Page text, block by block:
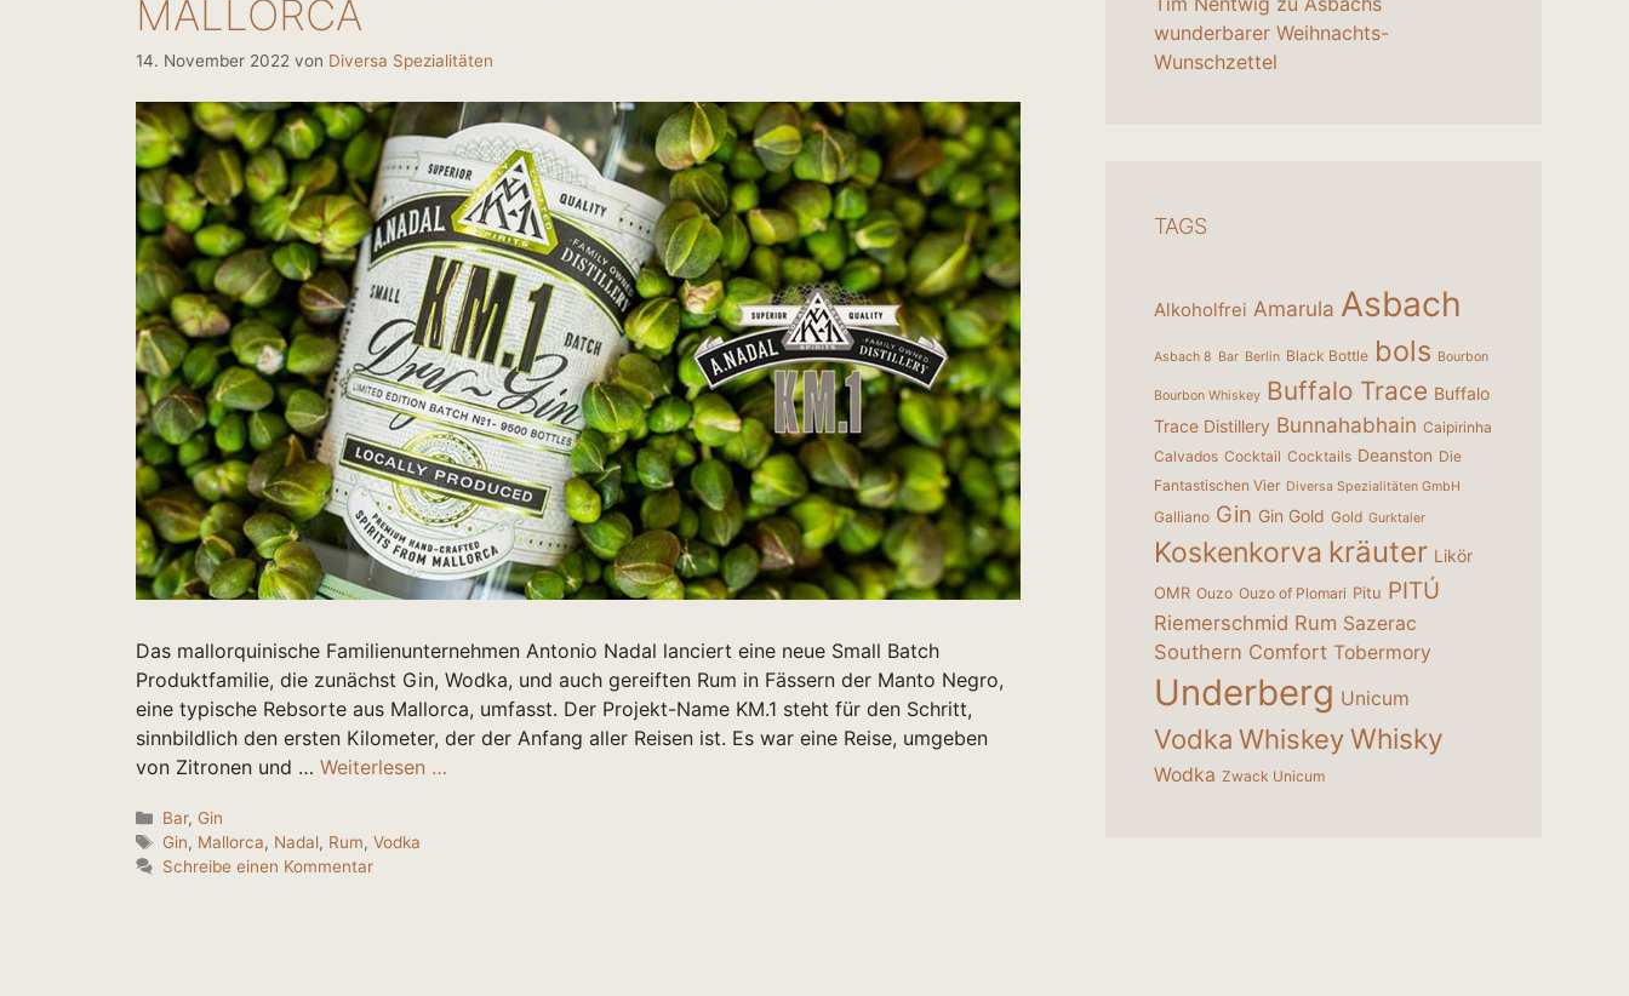
MALLORCA
14. November 2022 von Diversa Spezialitäten
Das mallorquinische Familienunternehmen Antonio Nadal lanciert eine neue Small Batch
Produktfamilie, die zunächst Gin, Wodka, und auch gereiften Rum in Fässern der Manto Negro,
eine typische Rebsorte aus Mallorca, umfasst. Der Projekt-Name KM.1 steht für den Schritt,
sinnbildlich den ersten Kilometer, der der Anfang aller Reisen ist. Es war eine Reise, umgeben
von Zitronen und … Weiterlesen …
Kategorien
Bar, Gin
Schlagwörter
Gin, Mallorca, Nadal, Rum, Vodka
Schreibe einen Kommentar
wunderbarer Weihnachts-
Wunschzettel
TAGS
Alkoholfrei Amarula Asbach
Asbach 8 Bar Berlin Black Bottle bols Bourbon
Bourbon Whiskey Buffalo Trace Buffalo
Trace Distillery Bunnahabhain Caipirinha
Calvados Cocktail Cocktails Deanston Die
Fantastischen Vier Diversa Spezialitäten GmbH
Galliano Gin Gin Gold Gold Gurktaler
Koskenkorva kräuter Likör
OMR Ouzo Ouzo of Plomari Pitu PITÚ
Riemerschmid Rum Sazerac
Southern Comfort Tobermory
Underberg Unicum
Vodka WhiskeyWhisky
Wodka Zwack Unicum